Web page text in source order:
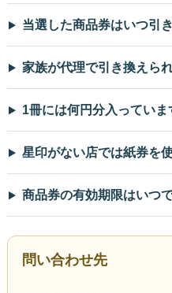
当選した商品券はいつ引
家族が代理で引き換えら
1冊には何円分入っていま
星印がない店では紙券を
商品券の有効期限はいつ
問い合わせ先